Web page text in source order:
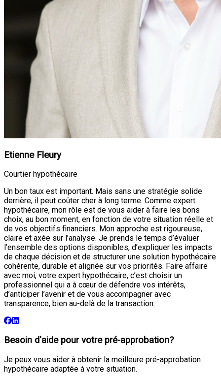
Etienne Fleury
Courtier hypothécaire
Un bon taux est important. Mais sans une stratégie solide
derrière, il peut coûter cher à long terme. Comme expert
hypothécaire, mon rôle est de vous aider à faire les bons
choix, au bon moment, en fonction de votre situation réelle et
de vos objectifs financiers. Mon approche est rigoureuse,
claire et axée sur l’analyse. Je prends le temps d’évaluer
l’ensemble des options disponibles, d’expliquer les impacts
de chaque décision et de structurer une solution hypothécaire
cohérente, durable et alignée sur vos priorités. Faire affaire
avec moi, votre expert hypothécaire, c’est choisir un
professionnel qui a à cœur de défendre vos intérêts,
d’anticiper l’avenir et de vous accompagner avec
transparence, bien au-delà de la transaction.
Besoin d'aide pour votre pré-approbation?
Je peux vous aider à obtenir la meilleure pré-approbation
hypothécaire adaptée à votre situation.